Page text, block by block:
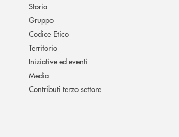
Storia
Gruppo
Codice Etico
Territorio
Iniziative ed eventi
Media
Contributi terzo settore